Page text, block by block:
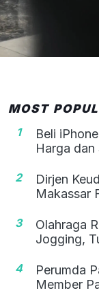
MOST
1
Beli
Harga dan
2
Dirjen
Makassar
3
Olahraga
Jogging,
4
Perumda
Member